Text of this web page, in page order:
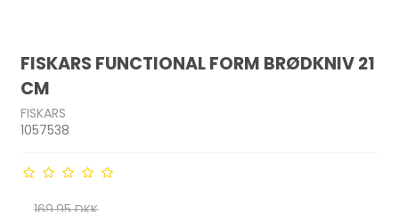
FISKARS FUNCTIONAL FORM BRØDKNIV 21
CM
FISKARS
1057538